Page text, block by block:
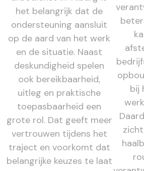
het belangrijk dat de
ondersteuning aansluit
op de aard van het werk
en de situatie. Naast
deskundigheid spelen
ook bereikbaarheid,
uitleg en praktische
toepasbaarheid een
grote rol. Dat geeft meer
vertrouwen tijdens het
traject en voorkomt dat
belangrijke keuzes te laat
bij